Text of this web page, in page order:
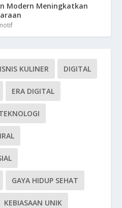
Modern Meningkatkan
KULINER DIGITAL
ERA DIGITAL
GAYA HIDUP SEHAT
KEBIASAAN UNIK